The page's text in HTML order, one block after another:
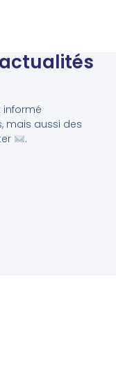
informé
mais aussi des
.